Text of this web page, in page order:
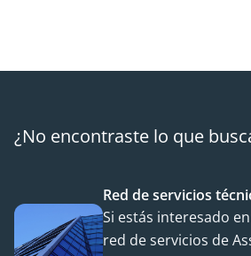
¿No encontraste lo que
Red de servicios
Si estás interesado
red de servicios de